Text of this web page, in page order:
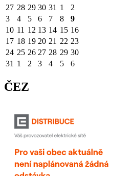
27 28 29 30 31 1
2
3
4 5 6 7 8
9
10 11 12 13 14 15 16
17 18 19 20 21 22 23
24 25 26 27 28 29 30
31 1 2 3 4 5 6
ČEZ